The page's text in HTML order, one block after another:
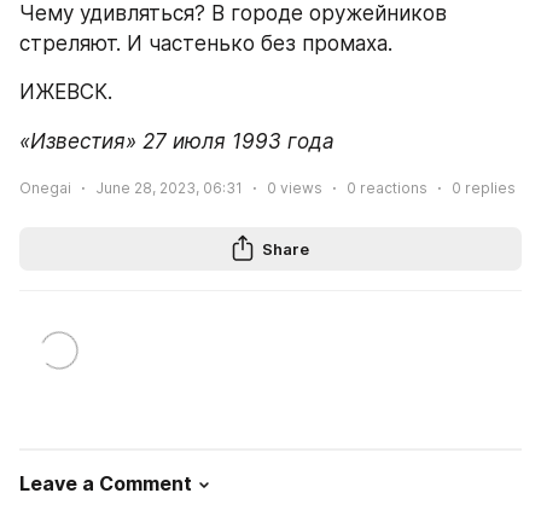
Чему удивляться? В городе оружейников
стреляют. И частенько без промаха.
ИЖЕВСК.
«Известия» 27 июля 1993 года
Onegai June 28, 2023, 06:31 0 views 0 reactions 0 replies
Share
Leave a Comment